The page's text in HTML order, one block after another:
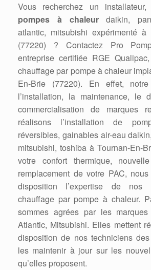
Vous recherchez un installateur,
pompes à chaleurdaikin,
atlantic, mitsubishi expérimenté à
(77220) ? Contactez Pro
entreprise certifiée RGE
chauffage par pompe à chaleur
En-Brie (77220). En effet,
l’installation, la maintenance, le
commercialisation de marques
réalisons l’installation de
réversibles, gainables air-eau
mitsubishi, toshiba à Tournan-En-
votre confort thermique,
remplacement de votre PAC,
disposition l’expertise de nos
chauffage par pompe à chaleur.
sommes agrées par les
Atlantic, Mitsubishi. Elles mettent
disposition de nos techniciens
les maintenir à jour sur les
qu’elles proposent.